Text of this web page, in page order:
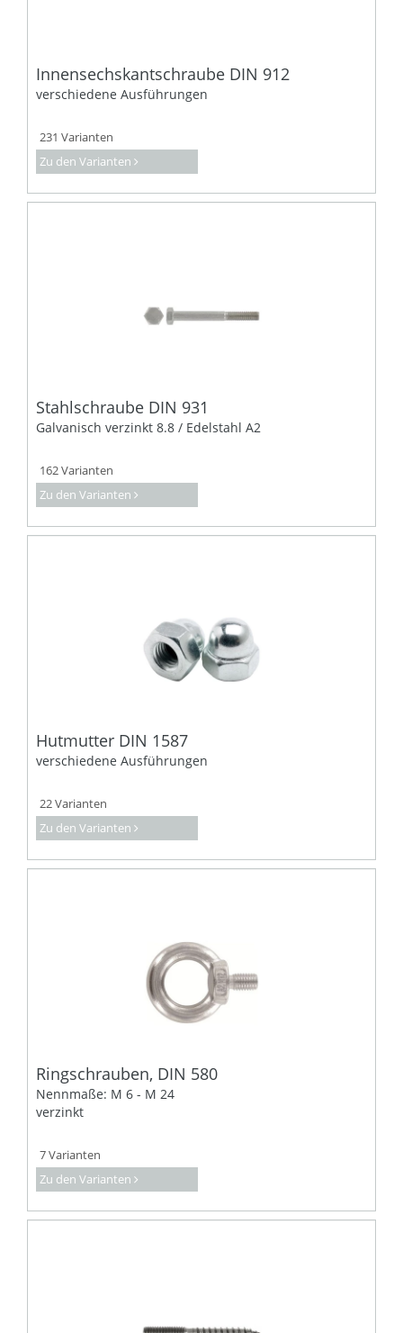
Innensechskantschraube DIN 912
verschiedene Ausführungen
231 Varianten
Zu den Varianten
Stahlschraube DIN 931
Galvanisch verzinkt 8.8 / Edelstahl A2
162 Varianten
Zu den Varianten
Hutmutter DIN 1587
verschiedene Ausführungen
22 Varianten
Zu den Varianten
Ringschrauben, DIN 580
Nennmaße: M 6 - M 24
verzinkt
7 Varianten
Zu den Varianten